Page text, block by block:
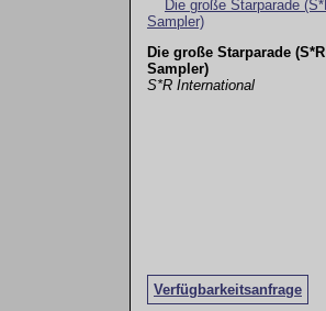
Die große Starparade (S*R
Sampler)
S*R International
Verfügbarkeitsanfrage